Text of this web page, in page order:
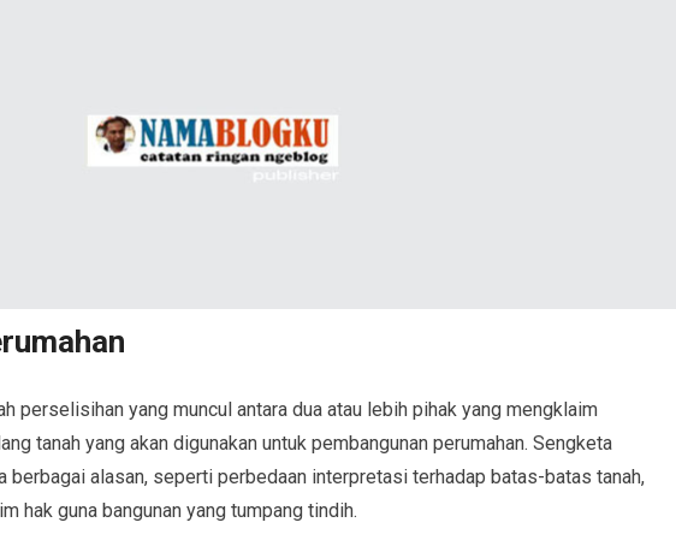
perselisihan yang muncul antara dua atau lebih pihak yang mengklaim
tanah yang akan digunakan untuk pembangunan perumahan. Sengketa
berbagai alasan, seperti perbedaan interpretasi terhadap batas-batas tanah,
hak guna bangunan yang tumpang tindih.